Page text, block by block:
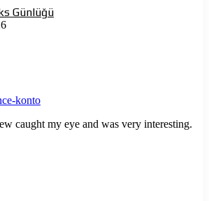
Günlüğü
konto
caught my eye and was very interesting.